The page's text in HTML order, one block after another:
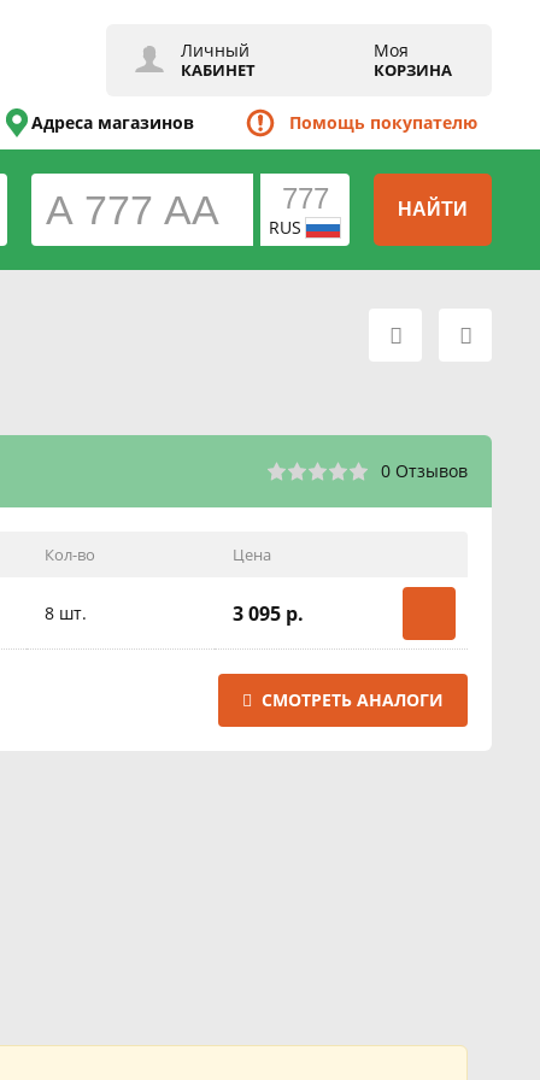
Личный
КАБИНЕТ
Моя
КОРЗИНА
Адреса магазинов Помощь покупателю
RUS
НАЙТИ
0 Отзывов
Кол-во Цена
8 шт. 3 095 р.
СМОТРЕТЬ АНАЛОГИ